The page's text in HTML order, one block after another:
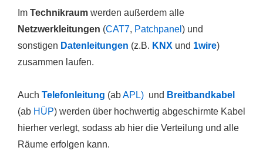
Im Technikraum werden außerdem alle
Netzwerkleitungen (CAT7, Patchpanel ) und
sonstigen Datenleitungen (z.B. KNX und 1wire)
zusammen laufen.
Auch Telefonleitung (abAPL) und Breitbandkabel
(ab HÜP) werden über hochwertig abgeschirmte Kabel
hierher verlegt, sodass ab hier die Verteilung und alle
Räume erfolgen kann.